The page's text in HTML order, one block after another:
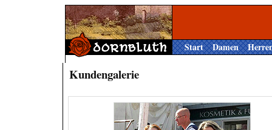
Start Damen
Kundengalerie